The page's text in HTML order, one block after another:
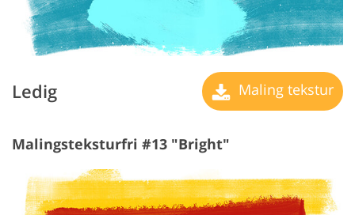
Ledig Maling tekstur
Malingsteksturfri #13 "Bright"